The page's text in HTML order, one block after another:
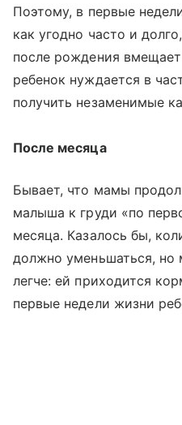
Поэтому, в первые
как угодно часто и
после рождения
ребенок нуждается в
получить незаменимые
После месяца
Бывает, что мамы
малыша к груди «по
месяца. Казалось бы,
должно уменьшаться, но
легче: ей приходится
первые недели жизни